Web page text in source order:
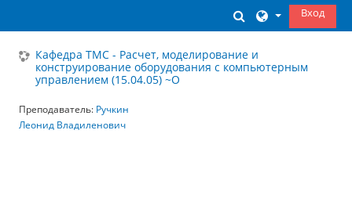
ИзменитьВход
Кафедра ТМС - Расчет, моделирование и
конструирование оборудования с компьютерным
управлением (15.04.05) ~О
Преподаватель: Ручкин
Леонид Владиленович